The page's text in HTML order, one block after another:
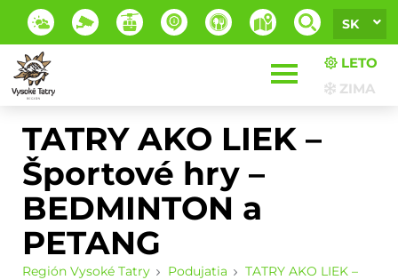
SK
LETO
ZIMA
TATRY AKO LIEK –
Športové hry –
BEDMINTON a
PETANG
Región Vysoké Tatry Podujatia
TATRY AKO LIEK –